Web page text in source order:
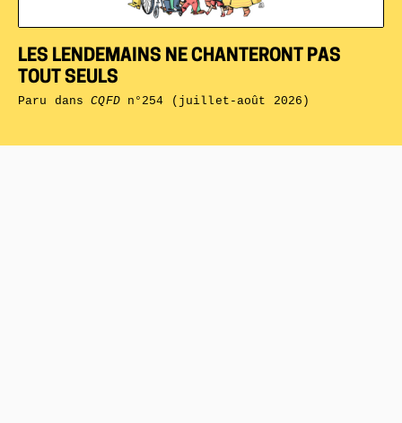
LES LENDEMAINS NE CHANTERONT PAS
TOUT SEULS
Paru dansCQFDn°254 (juillet-août 2026)